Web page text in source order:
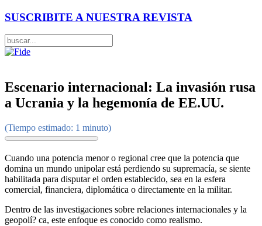
SUSCRIBITE A NUESTRA REVISTA
Escenario internacional: La invasión rusa
a Ucrania y la hegemonía de EE.UU.
(Tiempo estimado: 1 minuto)
Cuando una potencia menor o regional cree que la potencia que
domina un mundo unipolar está perdiendo su supremacía, se siente
habilitada para disputar el orden establecido, sea en la esfera
comercial, financiera, diplomática o directamente en la militar.
Dentro de las investigaciones sobre relaciones internacionales y la
geopolí? ca, este enfoque es conocido como realismo.